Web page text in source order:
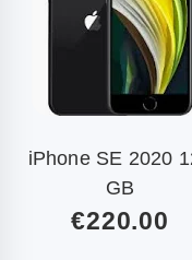
iPhone SE 2020
GB
€220.00